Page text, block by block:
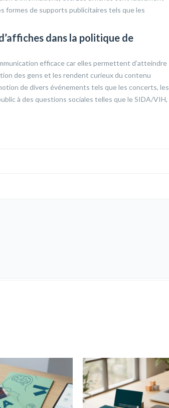
formes de supports publicitaires tels que les
dans la politique de
efficace car elles permettent d’atteindre
des gens et les rendent curieux du contenu
de divers événements tels que les concerts, les
à des questions sociales telles que le SIDA/VIH,